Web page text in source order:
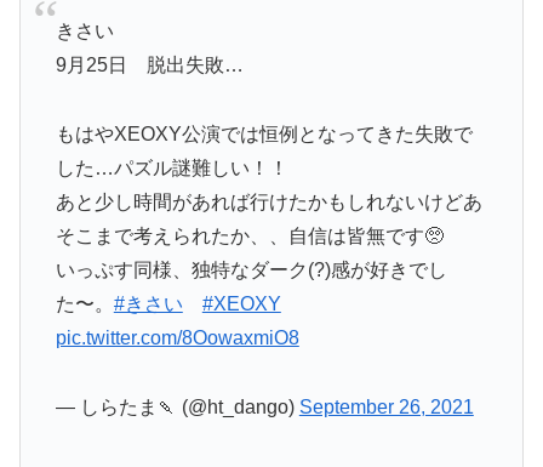
きさい
9月25日 脱出失敗…
もはやXEOXY公演では恒例となってきた失敗で
した…パズル謎難しい！！
あと少し時間があれば行けたかもしれないけどあ
そこまで考えられたか、、自信は皆無です🥺
いっぷす同様、独特なダーク(?)感が好きでし
た〜。 #きさい
#XEOXY
pic.twitter.com/8OowaxmiO8
— しらたま🍡 (@ht_dango) September 26, 2021